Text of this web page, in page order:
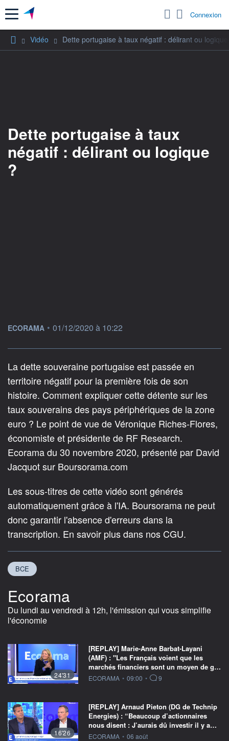
Menu Connexion
Vidéo Dette portugaise à taux négatif : délirant ou
Dette portugaise à taux
négatif : délirant ou logique
?
information fournie par
ECORAMA • 01/12/2020 à 10:22
La dette souveraine portugaise est passée en
territoire négatif pour la première fois de son
histoire. Comment expliquer cette détente sur les
taux souverains des pays périphériques de la zone
euro ? Le point de vue de Véronique Riches-Flores,
économiste et présidente de RF Research.
Ecorama du 30 novembre 2020, présenté par David
Jacquot sur Boursorama.com
Les sous-titres de cette vidéo sont générés
automatiquement grâce à l'IA. Boursorama ne peut
donc garantir l'absence d'erreurs dans la
transcription. En savoir plus dans nos CGU.
BCE
Ecorama
Du lundi au vendredi à 12h, l'émission qui vous simplifie
l'économie
24'31
[REPLAY] Marie-Anne Barbat-Layani
(AMF) : "Les Français voient que les
marchés financiers sont un moyen de g…
information fournie par
ECORAMA • 09:00 • 9
16'26
[REPLAY] Arnaud Pieton (DG de Technip
Energies) : “Beaucoup d’actionnaires
nous disent : J’aurais dû investir il y a…
information fournie par
ECORAMA • 06 août